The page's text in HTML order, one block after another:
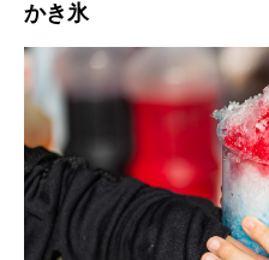
かき氷